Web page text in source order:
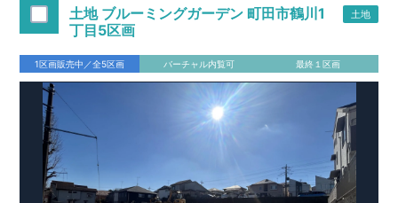
■長期優良住宅もっと詳しく
「いい家を作って、きちんと手
7つの厳しい技術基準をクリアした物件だけが認定を受けられる
長期優良住宅。
長期優良住宅として認定を受けるためには、国が定めた下記7つ
の技術基準をクリアする必要があります。東栄住宅は全棟でク
リア！①耐震性②劣化対策③維持管理性④住戸面積⑤省エネル
ギー性⑥居住環境⑦維持保全管理
そのほかの魅力として、住宅ローン金利優遇、固定資産税の減
税、中古市場での売却時にも有利です。
住宅性能評価ダブル
取得
「設計」と「建設」のダブルで性
能を評価されています！図面を第三者機関へ提出します。外部
評価委員が建設中に3回、竣工時に1回の現場検査が行われま
当社こだわりの空間アイディアをショート動画で
ご紹介しています。ここをクリック
土地 ブルーミングガーデン 町田市鶴川1
丁目5区画
土地
1区画販売中／全5区画 バーチャル内覧可 最終１区画